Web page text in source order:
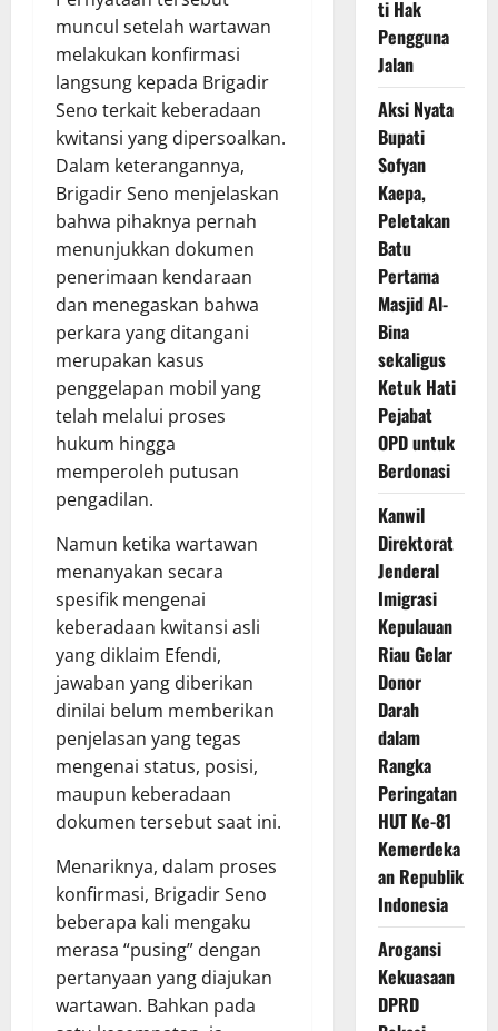
muncul setelah wartawan
melakukan konfirmasi
langsung kepada Brigadir
Seno terkait keberadaan
kwitansi yang dipersoalkan.
Dalam keterangannya,
Brigadir Seno menjelaskan
bahwa pihaknya pernah
menunjukkan dokumen
penerimaan kendaraan
dan menegaskan bahwa
perkara yang ditangani
merupakan kasus
penggelapan mobil yang
telah melalui proses
hukum hingga
memperoleh putusan
pengadilan.
Namun ketika wartawan
menanyakan secara
spesifik mengenai
keberadaan kwitansi asli
yang diklaim Efendi,
jawaban yang diberikan
dinilai belum memberikan
penjelasan yang tegas
mengenai status, posisi,
maupun keberadaan
dokumen tersebut saat ini.
Menariknya, dalam proses
konfirmasi, Brigadir Seno
beberapa kali mengaku
merasa “pusing” dengan
pertanyaan yang diajukan
wartawan. Bahkan pada
ti Hak
Pengguna
Jalan
Aksi Nyata
Bupati
Sofyan
Kaepa,
Peletakan
Batu
Pertama
Masjid Al-
Bina
sekaligus
Ketuk Hati
Pejabat
OPD untuk
Berdonasi
Kanwil
Direktorat
Jenderal
Imigrasi
Kepulauan
Riau Gelar
Donor
Darah
dalam
Rangka
Peringatan
HUT Ke-81
Kemerdeka
an Republik
Indonesia
Arogansi
Kekuasaan
DPRD